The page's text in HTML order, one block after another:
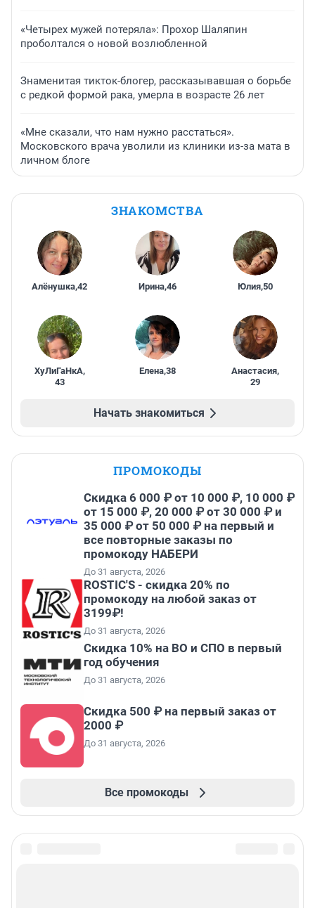
«Четырех мужей потеряла»: Прохор Шаляпин
проболтался о новой возлюбленной
Знаменитая тикток-блогер, рассказывавшая о борьбе
с редкой формой рака, умерла в возрасте 26 лет
«Мне сказали, что нам нужно расстаться».
Московского врача уволили из клиники из-за мата в
личном блоге
ЗНАКОМСТВА
Алёнушка,42 Ирина,46 Юлия,50
ХуЛиГаНкА,
43
Елена,38 Анастасия,
29
Начать знакомиться
ПРОМОКОДЫ
Скидка 6 000 ₽ от 10 000 ₽, 10 000 ₽
от 15 000 ₽, 20 000 ₽ от 30 000 ₽ и
35 000 ₽ от 50 000 ₽ на первый и
все повторные заказы по
промокоду НАБЕРИ
До 31 августа, 2026
ROSTIC'S - скидка 20% по
промокоду на любой заказ от
3199₽!
До 31 августа, 2026
Скидка 10% на ВО и СПО в первый
год обучения
До 31 августа, 2026
Скидка 500 ₽ на первый заказ от
2000 ₽
До 31 августа, 2026
Все промокоды